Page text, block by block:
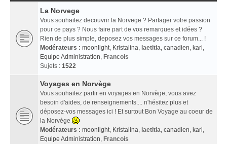
La Norvege
Vous souhaitez decouvrir la Norvege ? Partager votre passion
pour ce pays ? Nous faire part de vos remarques et idées ?
Rien de plus simple, deposez vos messages sur ce forum... !
Modérateurs : moonlight, Kristalina, laetitia, canadien, kari,
Equipe Administration, Francois
Sujets : 1522
Voyages en Norvège
Vous souhaitez partir en voyages en Norvège, vous avez
besoin d'aides, de renseignements.... n'hésitez plus et
déposez-vos messages ici ! Et surtout Bon Voyage au coeur de
la Norvège
Modérateurs : moonlight, Kristalina, laetitia, canadien, kari,
Equipe Administration, Francois